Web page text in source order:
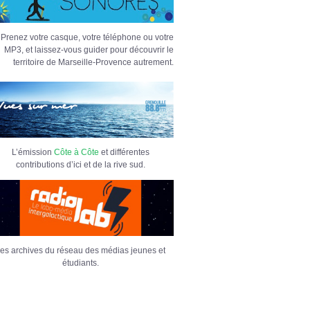
Prenez votre casque, votre téléphone ou votre
MP3, et laissez-vous guider pour découvrir le
territoire de Marseille-Provence autrement.
L’émission Côte à Côte et différentes
contributions d’ici et de la rive sud.
archives du réseau des médias jeunes et
étudiants.